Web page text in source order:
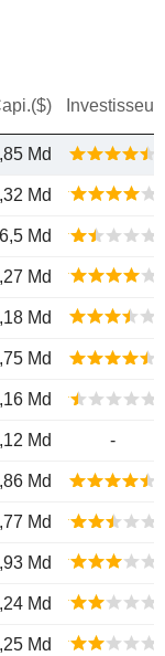
Investisseur
Md
Md
Md
Md
Md
Md
Md
Md -
Md
Md
Md
Md
Md